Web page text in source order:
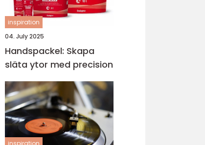
inspiration
04. July 2025
Handspackel: Skapa
släta ytor med precision
inspiration